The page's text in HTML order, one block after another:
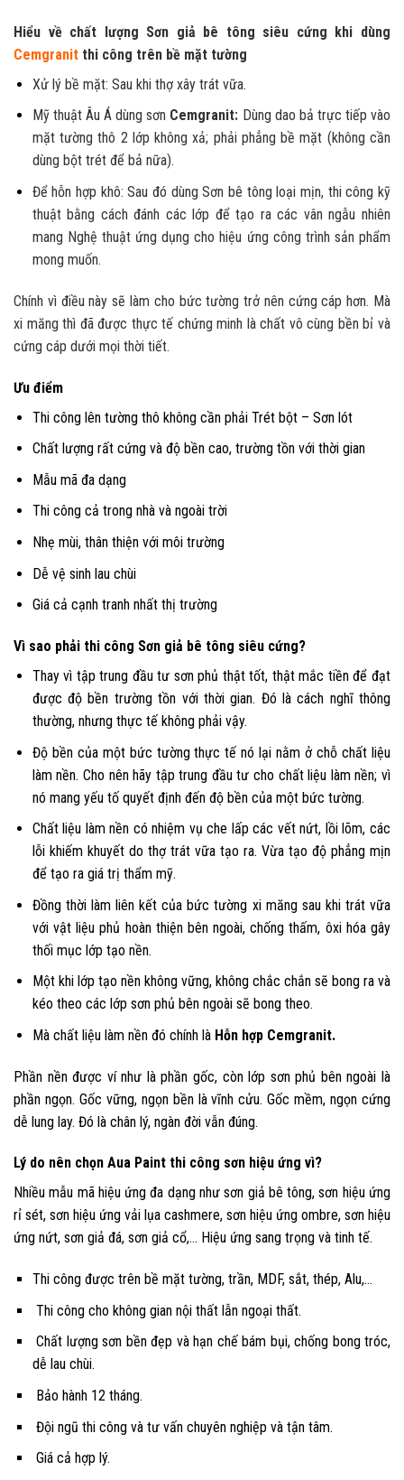
Hiểu về chất lượng Sơn giả bê tông siêu cứng khi dùng
Cemgranit thi công trên bề mặt tường
Xử lý bề mặt: Sau khi thợ xây trát vữa.
Mỹ thuật Âu Á dùng sơn Cemgranit: Dùng dao bả trực tiếp vào
mặt tường thô 2 lớp không xả; phải phẳng bề mặt (không cần
dùng bột trét để bả nữa).
Để hỗn hợp khô: Sau đó dùng Sơn bê tông loại mịn, thi công kỹ
thuật bằng cách đánh các lớp để tạo ra các vân ngẫu nhiên
mang Nghệ thuật ứng dụng cho hiệu ứng công trình sản phẩm
mong muốn.
Chính vì điều này sẽ làm cho bức tường trở nên cứng cáp hơn. Mà
xi măng thì đã được thực tế chứng minh là chất vô cùng bền bỉ và
cứng cáp dưới mọi thời tiết.
Ưu điểm
Thi công lên tường thô không cần phải Trét bột – Sơn lót
Chất lượng rất cứng và độ bền cao, trường tồn với thời gian
Mẫu mã đa dạng
Thi công cả trong nhà và ngoài trời
Nhẹ mùi, thân thiện với môi trường
Dễ vệ sinh lau chùi
Giá cả cạnh tranh nhất thị trường
Vì sao phải thi công Sơn giả bê tông siêu cứng?
Thay vì tập trung đầu tư sơn phủ thật tốt, thật mắc tiền để đạt
được độ bền trường tồn với thời gian. Đó là cách nghĩ thông
thường, nhưng thực tế không phải vậy.
Độ bền của một bức tường thực tế nó lại nằm ở chỗ chất liệu
làm nền. Cho nên hãy tập trung đầu tư cho chất liệu làm nền; vì
nó mang yếu tố quyết định đến độ bền của một bức tường.
Chất liệu làm nền có nhiệm vụ che lấp các vết nứt, lồi lõm, các
lỗi khiếm khuyết do thợ trát vữa tạo ra. Vừa tạo độ phẳng mịn
để tạo ra giá trị thẩm mỹ.
Đồng thời làm liên kết của bức tường xi măng sau khi trát vữa
với vật liệu phủ hoàn thiện bên ngoài, chống thấm, ôxi hóa gây
thối mục lớp tạo nền.
Một khi lớp tạo nền không vững, không chắc chắn sẽ bong ra và
kéo theo các lớp sơn phủ bên ngoài sẽ bong theo.
Mà chất liệu làm nền đó chính làHỗn hợp Cemgranit.
Phần nền được ví như là phần gốc, còn lớp sơn phủ bên ngoài là
phần ngọn. Gốc vững, ngọn bền là vĩnh cửu. Gốc mềm, ngọn cứng
dễ lung lay. Đó là chân lý, ngàn đời vẫn đúng.
Lý do nên chọn Aua Paint thi công sơn hiệu ứng vì?
Nhiều mẫu mã hiệu ứng đa dạng như sơn giả bê tông, sơn hiệu ứng
rỉ sét, sơn hiệu ứng vải lụa cashmere, sơn hiệu ứng ombre, sơn hiệu
ứng nứt, sơn giả đá, sơn giả cổ,… Hiệu ứng sang trọng và tinh tế.
Thi công được trên bề mặt tường, trần, MDF, sắt, thép, Alu,…
Thi công cho không gian nội thất lẫn ngoại thất.
Chất lượng sơn bền đẹp và hạn chế bám bụi, chống bong tróc,
dễ lau chùi.
Bảo hành 12 tháng.
Đội ngũ thi công và tư vấn chuyên nghiệp và tận tâm.
Giá cả hợp lý.